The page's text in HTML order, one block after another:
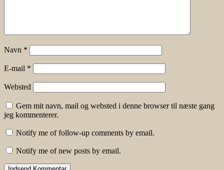
Navn *
E-mail *
Websted
Gem mit navn, mail og websted i denne browser til næste gang
jeg kommenterer.
Notify me of follow-up comments by email.
Notify me of new posts by email.